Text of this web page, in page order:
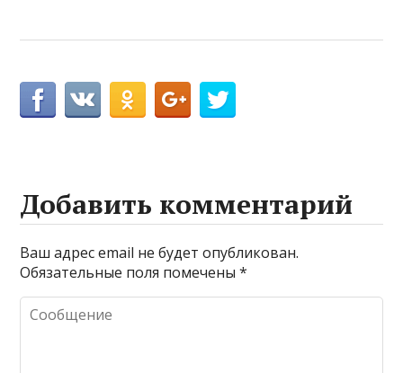
Добавить комментарий
Ваш адрес email не будет опубликован.
Обязательные поля помечены*